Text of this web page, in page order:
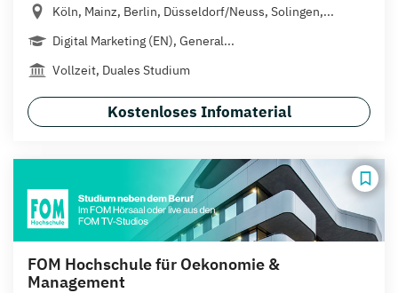
Köln, Mainz, Berlin, Düsseldorf/Neuss, Solingen,...
Digital Marketing (EN), General...
Vollzeit, Duales Studium
Kostenloses Infomaterial
FOM Hochschule für Oekonomie &
Management